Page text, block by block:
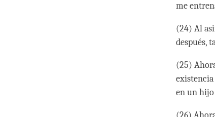
me
(24) Al
después,
(25)
en un hijo